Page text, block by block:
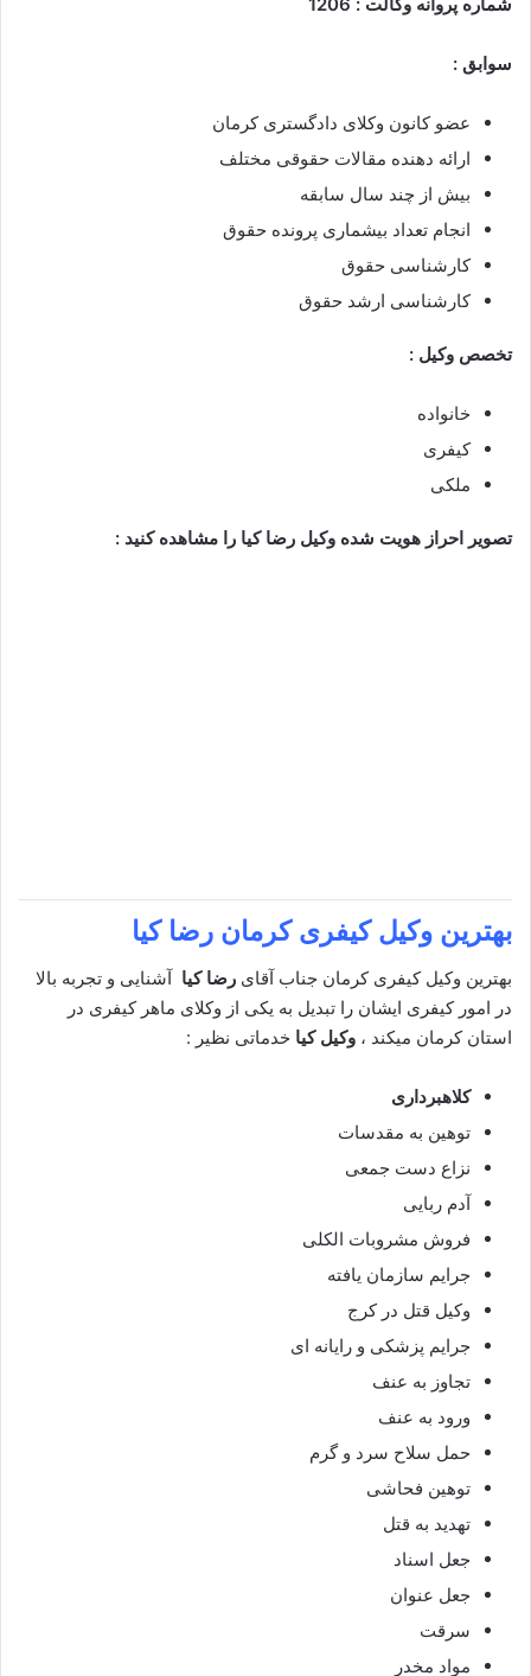
سوابق :
عضو کانون وکلای دادگستری کرمان
ارائه دهنده مقالات حقوقی مختلف
بیش از چند سال سابقه
انجام تعداد بیشماری پرونده حقوق
کارشناسی حقوق
کارشناسی ارشد حقوق
تخصص وکیل :
خانواده
کیفری
ملکی
تصویر احراز هویت شده وکیل رضا کیا را مشاهده کنید :
بهترین وکیل کیفری کرمان رضا کیا
بهترین وکیل کیفری کرمان جناب آقای رضا کیا آشنایی و تجربه بالا
در امور کیفری ایشان را تبدیل به یکی از وکلای ماهر کیفری در
استان کرمان میکند ، وکیل کیا خدماتی نظیر :
کلاهبرداری
توهین به مقدسات
نزاع دست جمعی
آدم ربایی
فروش مشروبات الکلی
جرایم سازمان یافته
وکیل قتل در کرج
جرایم پزشکی و رایانه ای
تجاوز به عنف
ورود به عنف
حمل سلاح سرد و گرم
توهین فحاشی
تهدید به قتل
جعل اسناد
جعل عنوان
سرقت
مواد مخدر